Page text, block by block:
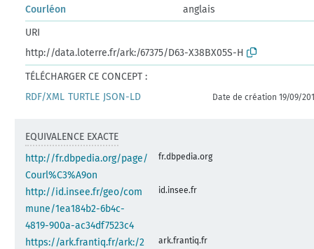
Courléon
anglais
URI
http://data.loterre.fr/ark:/67375/D63-X38BX05S-H
TÉLÉCHARGER CE CONCEPT :
RDF/XML TURTLE JSON-LD Date de création 19/09/
EQUIVALENCE EXACTE
http://fr.dbpedia.org/page/
Courl%C3%A9on
fr.dbpedia.org
http://id.insee.fr/geo/com
mune/1ea184b2-6b4c-
4819-900a-ac34df7523c4
id.insee.fr
https://ark.frantiq.fr/ark:/2
ark.frantiq.fr